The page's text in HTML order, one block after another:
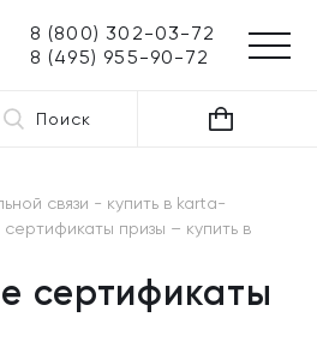
8 (800) 302-03-72
8 (495) 955-90-72
Поиск
связи - купить в karta-
призы – купить в
сертификаты